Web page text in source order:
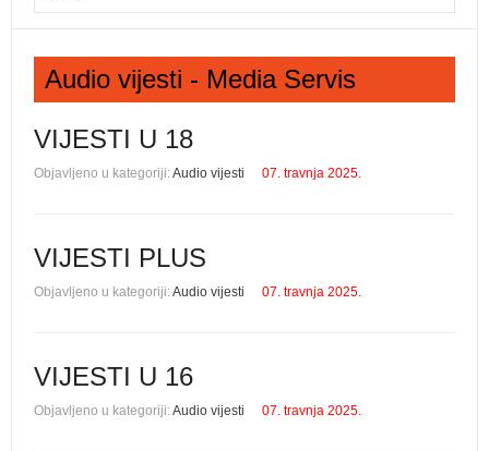
Audio vijesti - Media Servis
VIJESTI U 18
Objavljeno u kategoriji:Audio vijesti 07. travnja 2025.
VIJESTI PLUS
Objavljeno u kategoriji:Audio vijesti 07. travnja 2025.
VIJESTI U 16
Objavljeno u kategoriji:Audio vijesti 07. travnja 2025.
Zaboravili ste lozinku?